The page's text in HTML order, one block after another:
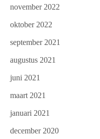
november 2022
oktober 2022
september 2021
augustus 2021
juni 2021
maart 2021
januari 2021
december 2020